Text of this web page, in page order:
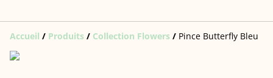
Accueil / Produits / Collection Flowers / Pince Butterfly Bleu